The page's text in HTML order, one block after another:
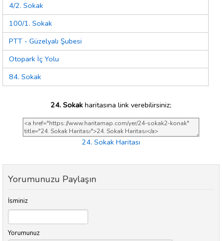
4/2. Sokak
100/1. Sokak
PTT - Güzelyalı Şubesi
Otopark İç Yolu
84. Sokak
24. Sokak haritasına link verebilirsiniz;
24. Sokak Haritası
Yorumunuzu Paylaşın
İsminiz
Yorumunuz